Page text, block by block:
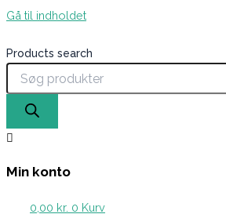
Gå til indholdet
Products search
Min konto
0,00 kr. 0 Kurv